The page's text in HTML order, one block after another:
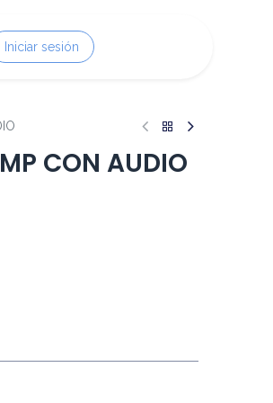
Iniciar sesión
CON AUDIO